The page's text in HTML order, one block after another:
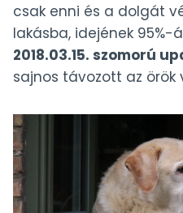
csak enni és a dolgát
lakásba, idejének
2018.03.15. szomorú
sajnos távozott az örök